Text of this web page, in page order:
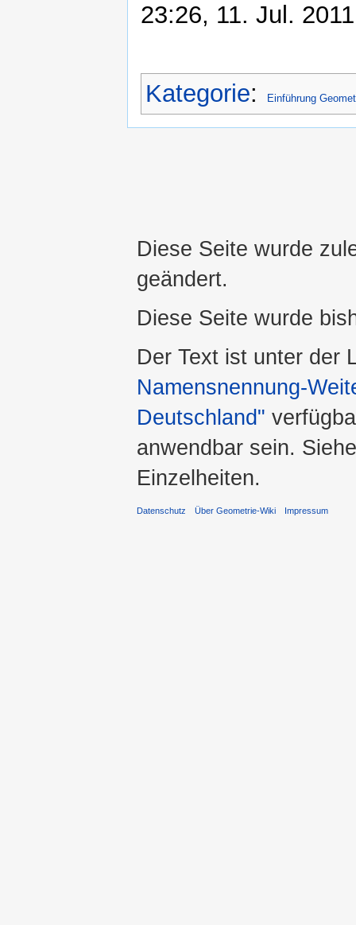
23:26, 11. Jul.
Kategorie: Einführung
Diese Seite wurde
geändert.
Diese Seite wurde
Der Text ist unter der
Namensnennung-
Deutschland"
anwendbar sein.
Einzelheiten.
Datenschutz Über Geometrie-Wiki Impressum